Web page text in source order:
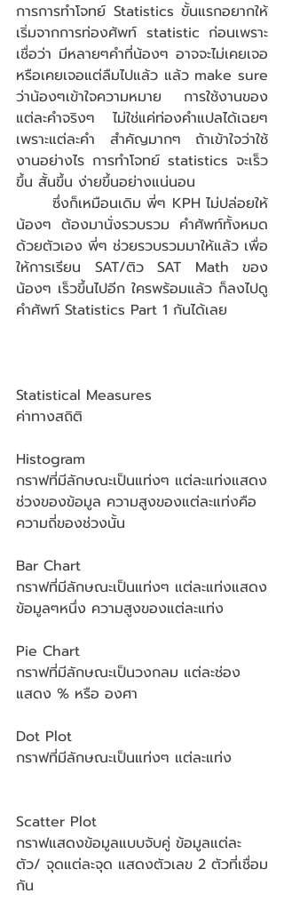
การการทำโจทย์ Statistics ขั้นแรกอยากให้
เริ่มจากการท่องศัพท์ statistic ก่อนเพราะ
เชื่อว่า มีหลายๆคำที่น้องๆ อาจจะไม่เคยเจอ
หรือเคยเจอแต่ลืมไปแล้ว แล้ว make sure
ว่าน้องๆเข้าใจความหมาย การใช้งานของ
แต่ละคำจริงๆ ไม่ใช่แค่ท่องคำแปลได้เฉยๆ
เพราะแต่ละคำ สำคัญมากๆ ถ้าเข้าใจว่าใช้
งานอย่างไร การทำโจทย์ statistics จะเร็ว
ขึ้น สั้นขึ้น ง่ายขึ้นอย่างแน่นอน
น้องๆ ต้องมานั่งรวบรวม คำศัพท์ทั้งหมด
ด้วยตัวเอง พี่ๆ ช่วยรวบรวมมาให้แล้ว เพื่อ
ให้การเรียน SAT/ติว SAT Math ของ
น้องๆ เร็วขึ้นไปอีก ใครพร้อมแล้ว ก็ลงไปดู
คำศัพท์ Statistics Part 1 กันได้เลย
ค่าทางสถิติ
กราฟที่มีลักษณะเป็นแท่งๆ แต่ละแท่งแสดง
ช่วงของข้อมูล ความสูงของแต่ละแท่งคือ
ความถี่ของช่วงนั้น
Bar Chart
กราฟที่มีลักษณะเป็นแท่งๆ แต่ละแท่งแสดง
ข้อมูลๆหนึ่ง ความสูงของแต่ละแท่ง
กราฟที่มีลักษณะเป็นวงกลม แต่ละช่อง
แสดง % หรือ องศา
กราฟที่มีลักษณะเป็นแท่งๆ แต่ละแท่ง
Scatter Plot
กราฟแสดงข้อมูลแบบจับคู่ ข้อมูลแต่ละ
ตัว/ จุดแต่ละจุด แสดงตัวเลข 2 ตัวที่เชื่อม
กัน